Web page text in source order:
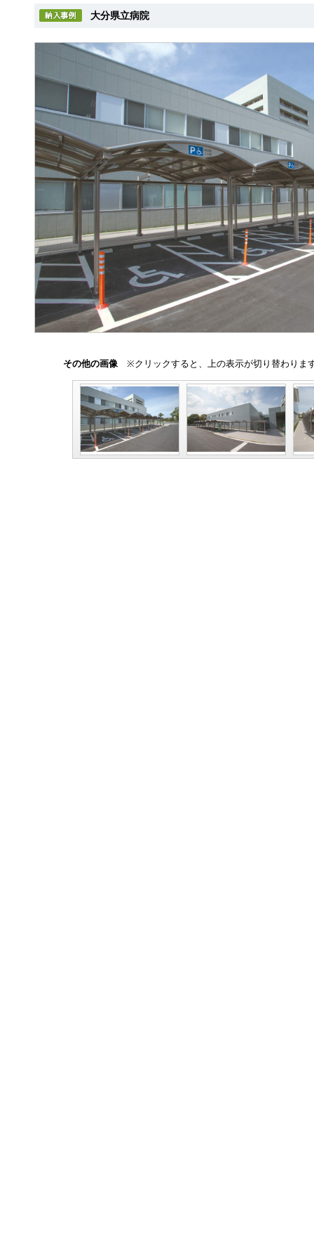
大分県立病院
その他の画像 ※クリックすると、上の表示が切り替わりま